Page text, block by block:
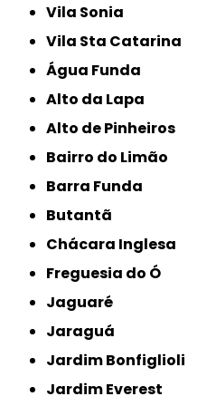
Vila Sonia
Vila Sta Catarina
Água Funda
Alto da Lapa
Alto de Pinheiros
Bairro do Limão
Barra Funda
Butantã
Chácara Inglesa
Freguesia do Ó
Jaguaré
Jaraguá
Jardim Bonfiglioli
Jardim Everest